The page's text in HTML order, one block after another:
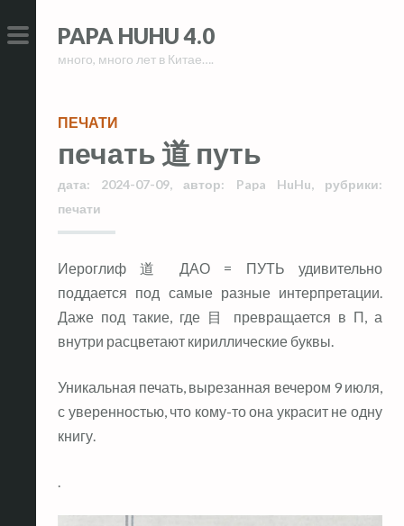
to
PRIMARY
to
PAPA HUHU 4.0
много, много лет в Китае….
ПЕЧАТИ
печать 道 путь
дата: 2024-07-09, автор: Papa HuHu,рубрики:
печати
Иероглиф 道 ДАО = ПУТЬ удивительно
поддается под самые разные интерпретации.
Даже под такие, где 目 превращается в П, а
внутри расцветают кириллические буквы.
Уникальная печать, вырезанная вечером 9 июля,
с уверенностью, что кому-то она украсит не одну
книгу.
.